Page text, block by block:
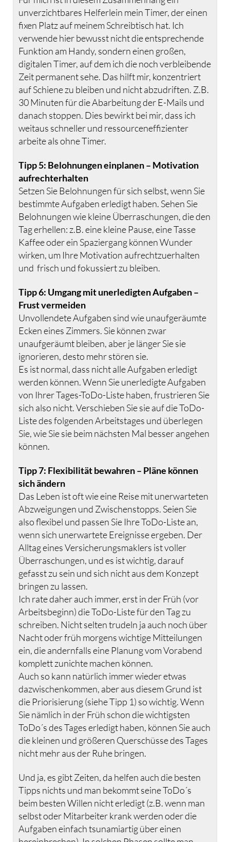
unverzichtbares Helferlein mein Timer, der einen
fixen Platz auf meinem Schreibtisch hat. Ich
verwende hier bewusst nicht die entsprechende
Funktion am Handy, sondern einen großen,
digitalen Timer, auf dem ich die noch verbleibende
Zeit permanent sehe. Das hilft mir, konzentriert
auf Schiene zu bleiben und nicht abzudriften. Z.B.
30 Minuten für die Abarbeitung der E-Mails und
danach stoppen. Dies bewirkt bei mir, dass ich
weitaus schneller und ressourceneffizienter
arbeite als ohne Timer.
Tipp 5: Belohnungen einplanen – Motivation
aufrechterhalten
Setzen Sie Belohnungen für sich selbst, wenn Sie
bestimmte Aufgaben erledigt haben. Sehen Sie
Belohnungen wie kleine Überraschungen, die den
Tag erhellen: z.B. eine kleine Pause, eine Tasse
Kaffee oder ein Spaziergang können Wunder
wirken, um Ihre Motivation aufrechtzuerhalten
und frisch und fokussiert zu bleiben.
Tipp 6: Umgang mit unerledigten Aufgaben –
Frust vermeiden
Unvollendete Aufgaben sind wie unaufgeräumte
Ecken eines Zimmers. Sie können zwar
unaufgeräumt bleiben, aber je länger Sie sie
ignorieren, desto mehr stören sie.
Es ist normal, dass nicht alle Aufgaben erledigt
werden können. Wenn Sie unerledigte Aufgaben
von Ihrer Tages-ToDo-Liste haben, frustrieren Sie
sich also nicht. Verschieben Sie sie auf die ToDo-
Liste des folgenden Arbeitstages und überlegen
Sie, wie Sie sie beim nächsten Mal besser angehen
können.
Tipp 7: Flexibilität bewahren – Pläne können
sich ändern
Das Leben ist oft wie eine Reise mit unerwarteten
Abzweigungen und Zwischenstopps. Seien Sie
also flexibel und passen Sie Ihre ToDo-Liste an,
wenn sich unerwartete Ereignisse ergeben. Der
Alltag eines Versicherungsmaklers ist voller
Überraschungen, und es ist wichtig, darauf
gefasst zu sein und sich nicht aus dem Konzept
bringen zu lassen.
Ich rate daher auch immer, erst in der Früh (vor
Arbeitsbeginn) die ToDo-Liste für den Tag zu
schreiben. Nicht selten trudeln ja auch noch über
Nacht oder früh morgens wichtige Mitteilungen
ein, die andernfalls eine Planung vom Vorabend
komplett zunichte machen können.
Auch so kann natürlich immer wieder etwas
dazwischenkommen, aber aus diesem Grund ist
die Priorisierung (siehe Tipp 1) so wichtig. Wenn
Sie nämlich in der Früh schon die wichtigsten
ToDo´s des Tages erledigt haben, können Sie auch
die kleinen und größeren Querschüsse des Tages
nicht mehr aus der Ruhe bringen.
Und ja, es gibt Zeiten, da helfen auch die besten
Tipps nichts und man bekommt seine ToDo´s
beim besten Willen nicht erledigt (z.B. wenn man
selbst oder Mitarbeiter krank werden oder die
Aufgaben einfach tsunamiartig über einen